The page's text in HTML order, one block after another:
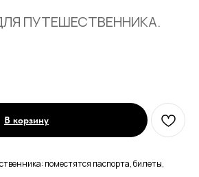
ПУТЕШЕСТВЕННИКА.
В корзину
поместятся паспорта, билеты,